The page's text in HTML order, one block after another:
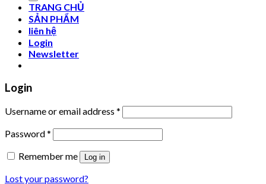
TRANG CHỦ
SẢN PHẨM
liên hệ
Login
Newsletter
Login
Username or email address *
Password*
Remember me
Log in
Lost your password?